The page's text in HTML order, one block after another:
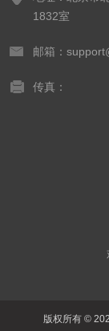
1832室
邮箱：
传真：
版权所有 ©